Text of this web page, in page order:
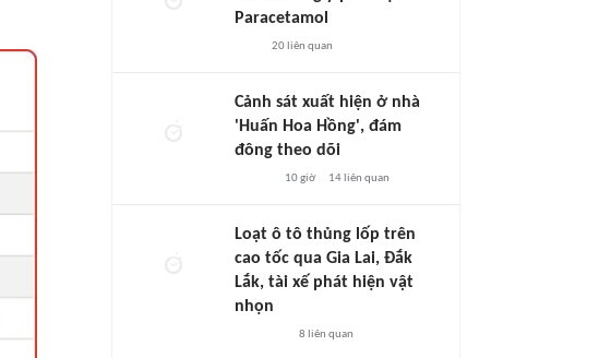
Paracetamol
20liên quan
Cảnh sát xuất hiện ở nhà
'Huấn Hoa Hồng', đám
đông theo dõi
10 giờ 14liên quan
Loạt ô tô thủng lốp trên
cao tốc qua Gia Lai, Đắk
Lắk, tài xế phát hiện vật
nhọn
8 liên quan